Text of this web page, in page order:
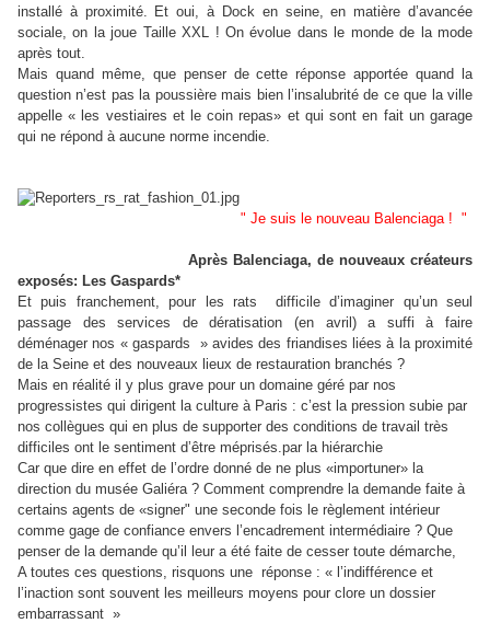
installé à proximité. Et oui, à Dock en seine, en matière d’avancée
sociale, on la joue Taille XXL ! On évolue dans le monde de la mode
après tout.
Mais quand même, que penser de cette réponse apportée quand la
question n’est pas la poussière mais bien l’insalubrité de ce que la ville
appelle « les vestiaires et le coin repas» et qui sont en fait un garage
qui ne répond à aucune norme incendie.
" Je suis le nouveau Balenciaga ! "
Après Balenciaga, de nouveaux créateurs
exposés: Les Gaspards*
Et puis franchement, pour les rats
difficile d’imaginer qu’un seul
passage des services de dératisation (en avril) a suffi à faire
déménager nos « gaspards » avides des friandises liées à la proximité
de la Seine et des nouveaux lieux de restauration branchés ?
Mais en réalité il y plus grave pour un domaine géré par nos
progressistes qui dirigent la culture à Paris : c’est la pression subie par
nos collègues qui en plus de supporter des conditions de travail très
difficiles ont le sentiment d’être méprisés.par la hiérarchie
Car que dire en effet de l’ordre donné de ne plus «importuner» la
direction du musée Galiéra ? Comment comprendre la demande faite à
certains agents de «signer" une seconde fois le règlement intérieur
comme gage de confiance envers l’encadrement intermédiaire ? Que
penser de la demande qu’il leur a été faite de cesser toute démarche,
A toutes ces questions, risquons une réponse : « l’indifférence et
l’inaction sont souvent les meilleurs moyens pour clore un dossier
embarrassant »